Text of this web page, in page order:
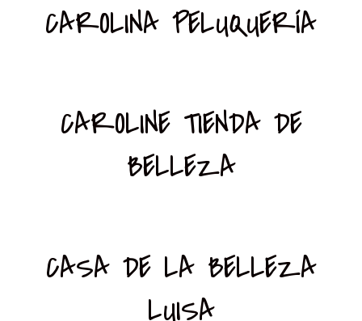
CAROLINA PELUQUERÍA
CAROLINE TIENDA DE
BELLEZA
CASA DE LA BELLEZA
LUISA